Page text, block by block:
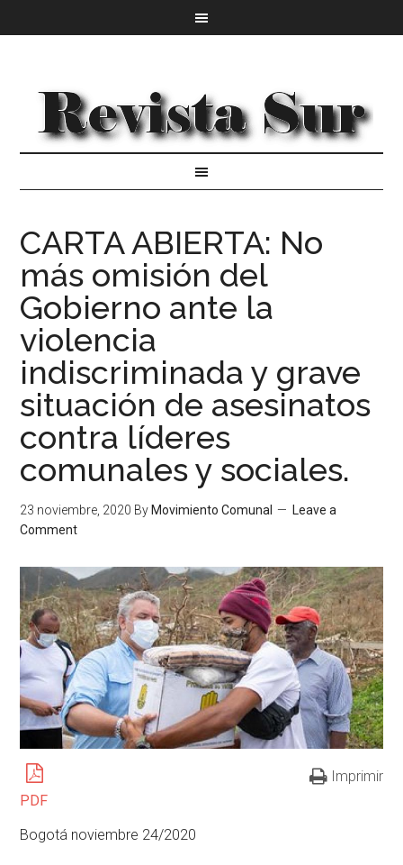
CARTA ABIERTA: No
más omisión del
Gobierno ante la
violencia
indiscriminada y grave
situación de asesinatos
contra líderes
comunales y sociales.
23 noviembre, 2020 By Movimiento Comunal
Leave a
Comment
PDF
Imprimir
Bogotá noviembre 24/2020